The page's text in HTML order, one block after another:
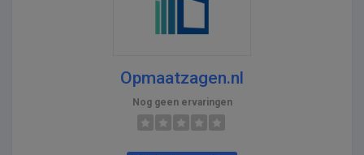
Opmaatzagen.nl
Nog geen ervaringen